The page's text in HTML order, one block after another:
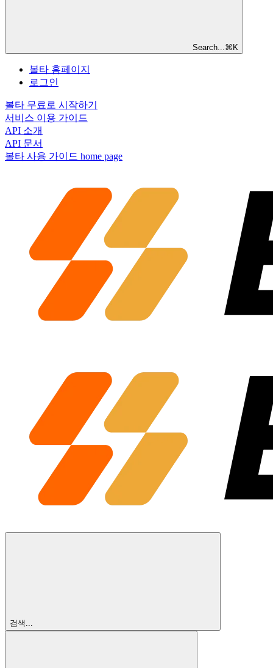
Search... ⌘ K
볼타 홈페이지
로그인
볼타 무료로 시작하기
서비스 이용 가이드
API 소개
API 문서
볼타 사용 가이드 home page
검색...